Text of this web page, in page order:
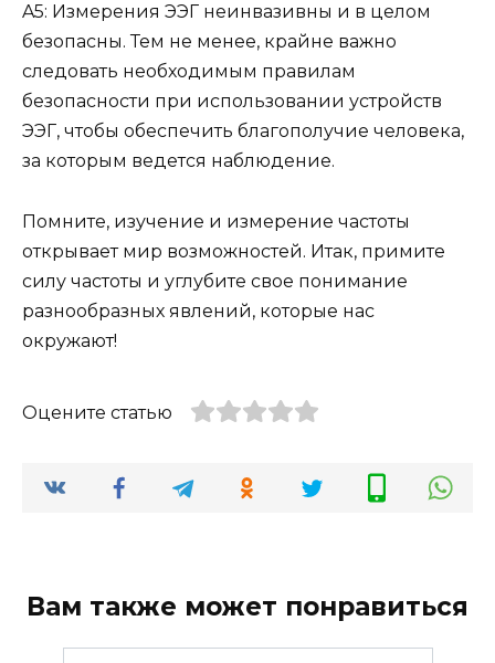
A5: Измерения ЭЭГ неинвазивны и в целом
безопасны. Тем не менее, крайне важно
следовать необходимым правилам
безопасности при использовании устройств
ЭЭГ, чтобы обеспечить благополучие человека,
за которым ведется наблюдение.
Помните, изучение и измерение частоты
открывает мир возможностей. Итак, примите
силу частоты и углубите свое понимание
разнообразных явлений, которые нас
окружают!
Оцените статью
Вам также может понравиться